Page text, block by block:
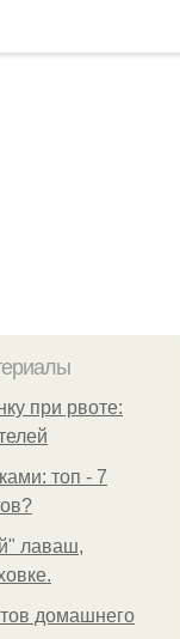
при рвоте:
топ - 7
лаваш,
домашнего